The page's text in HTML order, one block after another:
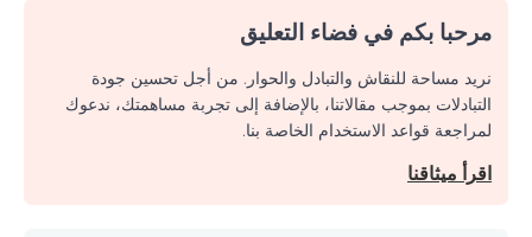
مرحبا بكم في فضاء التعليق
نريد مساحة للنقاش والتبادل والحوار. من أجل تحسين جودة
التبادلات بموجب مقالاتنا، بالإضافة إلى تجربة مساهمتك، ندعوك
لمراجعة قواعد الاستخدام الخاصة بنا.
اقرأ ميثاقنا